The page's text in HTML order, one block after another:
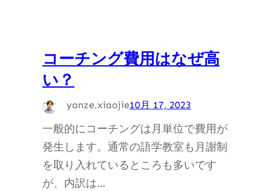
コーチング費用はなぜ高
い？
yanze.xiaojie10月 17, 2023
一般的にコーチングは月単位で費用が
発生します。通常の語学教室も月謝制
を取り入れているところも多いです
が、内訳は…